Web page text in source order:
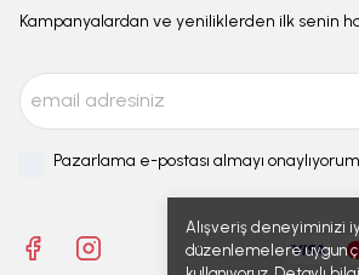
Alışveriş deneyiminizi
düzenlemelere uygun
Kampanyalardan ve yeniliklerden ilk senin
Pazarlama e-postası almayı